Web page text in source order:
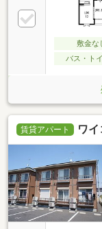
敷金な
バス・ト
賃貸アパート ワ